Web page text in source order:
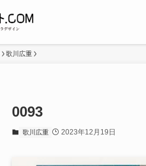
歌川広重
0093
歌川広重 2023年12月19日